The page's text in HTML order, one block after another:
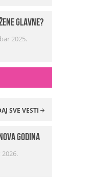
glavne?
2025.
SVE VESTI
godina